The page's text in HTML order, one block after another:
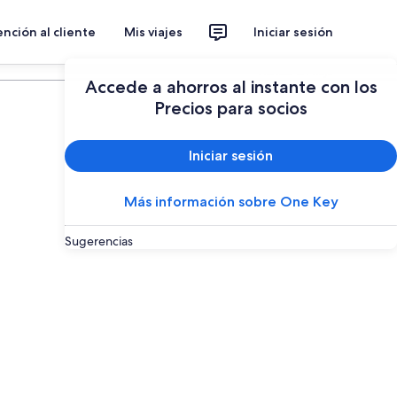
al cliente Mis viajes Iniciar sesión
Accede a ahorros al instante con los
Precios para socios
Iniciar sesión
Más información sobre One Key
Sugerencias